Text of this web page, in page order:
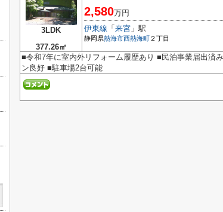
3LDK
377.26㎡
2,580万円
伊東線 「 来宮 」駅
静岡県熱海市西熱海町 ２丁目
■令和7年に室内外リフォーム履歴あり ■民泊事業届出済
ン良好 ■駐車場2台可能